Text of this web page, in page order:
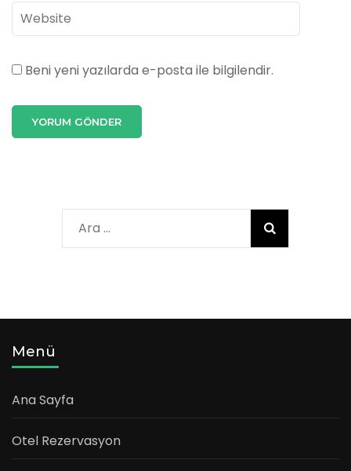
Beni yeni yazılarda e-posta ile bilgilendir.
Arama:
Menü
Ana Sayfa
Otel Rezervasyon